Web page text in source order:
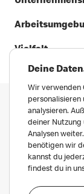
Vielfalt
Deine
Wir verwenden
personalisieren
analysieren.
deiner Nutzung
Analysen
benötigen wir
kannst du
findest du in